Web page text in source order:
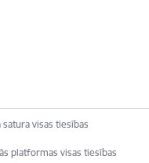
visas tiesības
platformas visas tiesības